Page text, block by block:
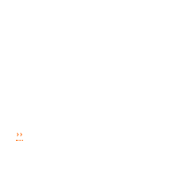
Next
››